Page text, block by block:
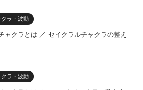
クラ・波動
ャクラとは ／ セイクラルチャクラの整え
クラ・波動